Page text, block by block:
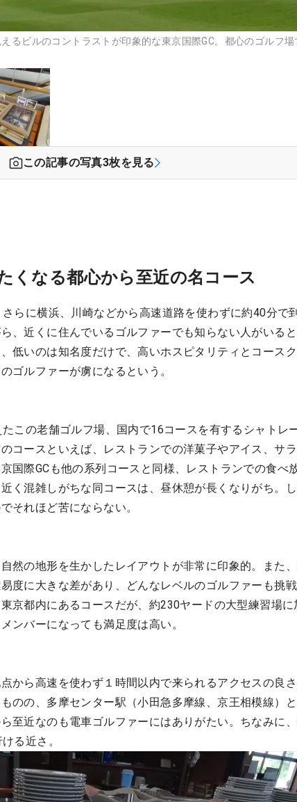
るビルのコントラストが印象的な東京国際GC。都心のゴルフ場
この記事の写真3枚を見る
くなる都心から至近の名コース
らに横浜、川崎などから高速道路を使わずに約40分で
、近くに住んでいるゴルファーでも知らない人がいると
低いのは知名度だけで、高いホスピタリティとコースク
ゴルファーが虜になるという。
この老舗ゴルフ場、国内で16コースを有するシャトレ
コースといえば、レストランでの洋菓子やアイス、サ
国際GCも他の系列コースと同様、レストランでの食べ
く混雑しがちな同コースは、昼休憩が長くなりがち。
それほど苦にならない。
然の地形を生かしたレイアウトが非常に印象的。また
度に大きな差があり、どんなレベルのゴルファーも挑
京都内にあるコースだが、約230ヤードの大型練習場に
ンバーになっても満足度は高い。
から高速を使わず１時間以内で来られるアクセスの良さ
のの、多摩センター駅（小田急多摩線、京王相模線）
至近なのも電車ゴルファーにはありがたい。ちなみに
る近さ。